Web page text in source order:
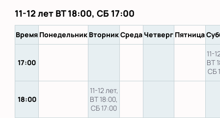
11-12 лет ВТ 18:00, СБ 17:00
Время Понедельник ВторникСреда Четверг Пятница
17:00
11-
ВТ
СБ
18:00
11-12 лет,
ВТ 18:00,
СБ 17:00